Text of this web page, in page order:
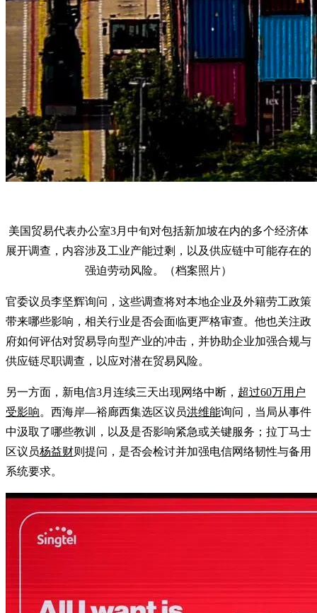
美国贸易代表办公室3月中旬对包括新加坡在内的多个经济体
展开调查，内容涉及工业产能过剩，以及供应链中可能存在的
强迫劳动风险。（档案照片）
官委议员李坚辉询问，这些调查将对本地企业及外籍劳工政策
带来哪些影响，相关行业是否会面临更严格审查。他也关注政
府如何评估对贸易导向型产业的冲击，并协助企业加强合规与
供应链尽职调查，以应对潜在贸易风险。
另一方面，新电信3月连续三天出现网络中断， 超过60万用户
受影响。西海岸—裕廊西集选区议员洪维能询问，当局从事件
中汲取了哪些教训，以及是否影响紧急或关键服务；拉丁马士
区议员杨益财则提问，是否会检讨并加强电信网络韧性与备用
系统要求。